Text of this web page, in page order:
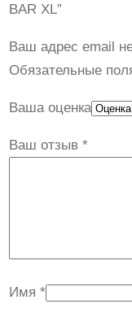
BAR XL”
Ваш адрес email
Обязательные
Ваша оценка
Ваш отзыв *
Имя *